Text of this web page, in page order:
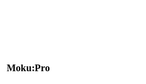
Moku:Pro